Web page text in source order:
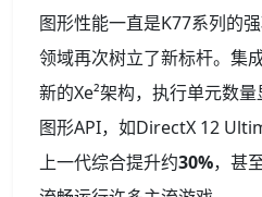
图形性能一直是K77系列的
领域再次树立了新标杆。集
新的Xe²架构，执行单元数
图形API，如DirectX 12
上一代综合提升约30%，甚